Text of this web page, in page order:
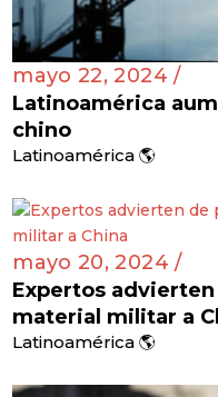
mayo 22, 2024 /
Latinoamérica
chino
Latinoamérica 🌎
mayo 20, 2024 /
Expertos
material militar a
Latinoamérica 🌎